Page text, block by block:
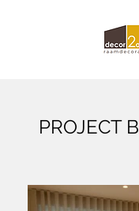
PROJECT